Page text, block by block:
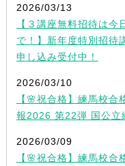
2026/03/13
【３講座無料招待は今
で！】新年度特別招待
申し込み受付中！
2026/03/10
【🌸祝合格】練馬校合
報2026 第22弾 国公立
2026/03/09
【🌸祝合格】練馬校合